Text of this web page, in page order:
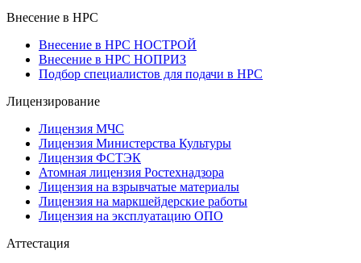
Внесение в НРС
Внесение в НРС НОСТРОЙ
Внесение в НРС НОПРИЗ
Подбор специалистов для подачи в НРС
Лицензирование
Лицензия МЧС
Лицензия Министерства Культуры
Лицензия ФСТЭК
Атомная лицензия Ростехнадзора
Лицензия на взрывчатые материалы
Лицензия на маркшейдерские работы
Лицензия на эксплуатацию ОПО
Аттестация